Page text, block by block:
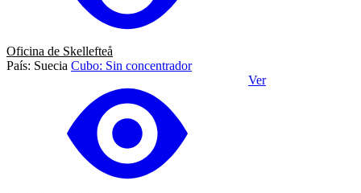
Oficina de Skellefteå
País: Suecia Cubo: Sin concentrador
Ver